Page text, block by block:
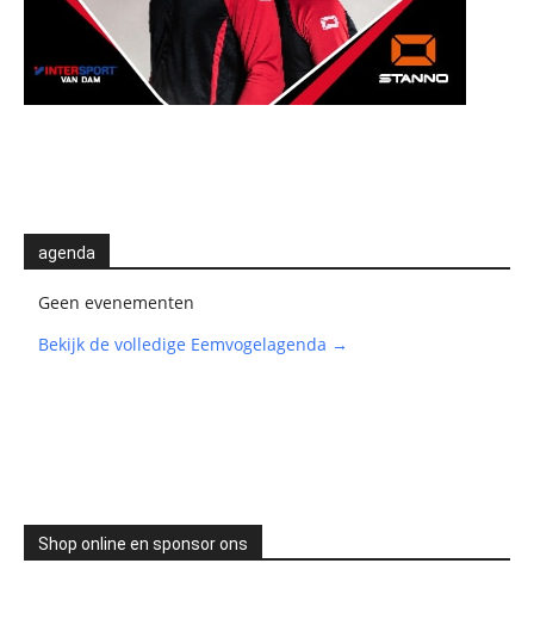
agenda
Geen evenementen
Bekijk de volledige Eemvogelagenda →
Shop online en sponsor ons